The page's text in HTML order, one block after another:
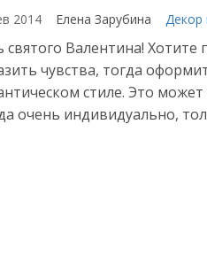
2014 Елена Зарубина Декор
святого Валентина!
чувства, тогда
стиле. Это
очень индивидуально,